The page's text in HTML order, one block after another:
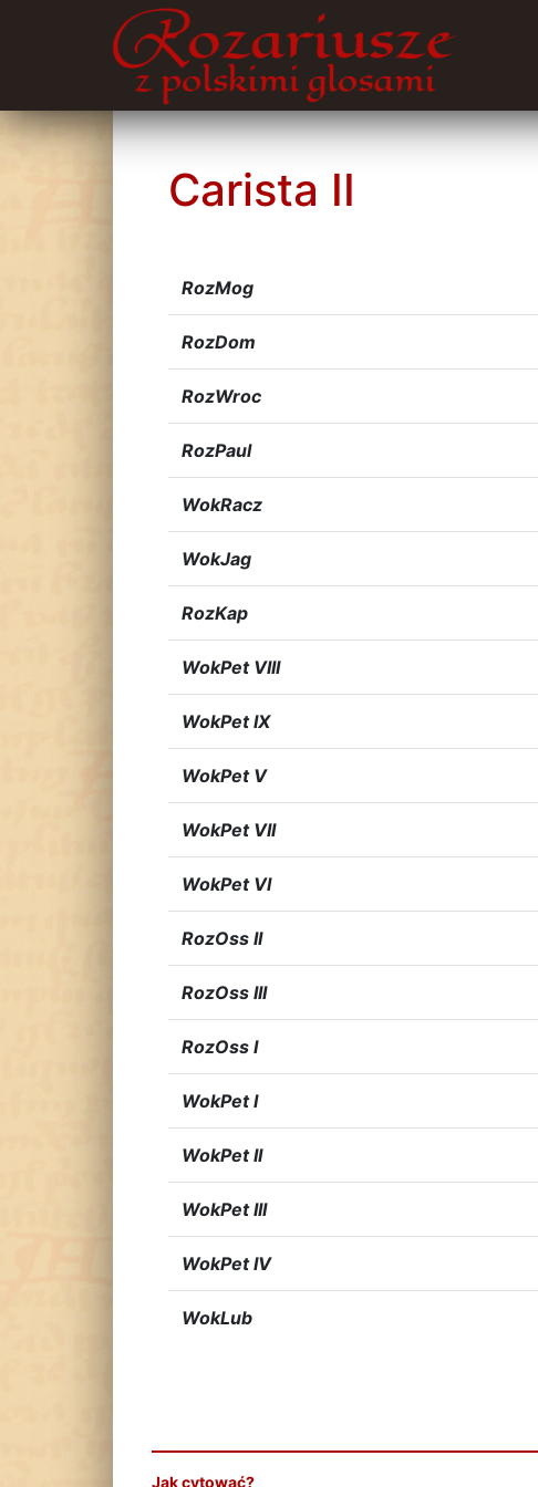
Carista II
RozMog
RozDom
RozWroc
RozPaul
WokRacz
WokJag
RozKap
WokPet VIII
WokPet IX
WokPet V
WokPet VII
WokPet VI
RozOss II
RozOss III
RozOss I
WokPet I
WokPet II
WokPet III
WokPet IV
WokLub
Jak cytować?